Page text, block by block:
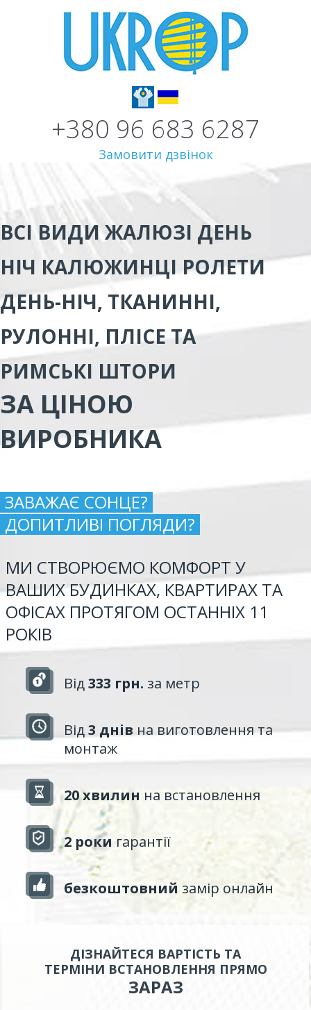
+380 96 683 6287
Замовити дзвінок
ВСІ ВИДИЖАЛЮЗІ ДЕНЬ
НІЧ КАЛЮЖИНЦІ РОЛЕТИ
ДЕНЬ-НІЧ, ТКАНИННІ,
РУЛОННІ, ПЛІСЕ ТА
РИМСЬКІ ШТОРИ
ЗА ЦІНОЮ
ВИРОБНИКА
ЗАВАЖАЄ СОНЦЕ?
ДОПИТЛИВІ ПОГЛЯДИ?
МИ СТВОРЮЄМО КОМФОРТ У
ВАШИХ БУДИНКАХ, КВАРТИРАХ ТА
ОФІСАХ ПРОТЯГОМ ОСТАННІХ 11
РОКІВ
Від333 грн. за метр
Від3 днів на виготовлення та
монтаж
20 хвилин на встановлення
2 роки гарантії
безкоштовний замір онлайн
ДІЗНАЙТЕСЯ ВАРТІСТЬ ТА
ТЕРМІНИ ВСТАНОВЛЕННЯ ПРЯМО
ЗАРАЗ